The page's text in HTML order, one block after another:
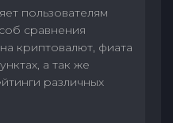
пользователям
сравнения
криптовалют, фиата
а так же
различных